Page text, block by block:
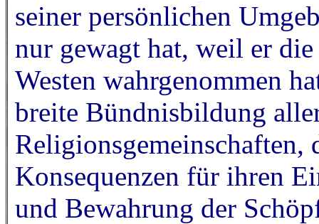
seiner persönlichen
nur gewagt hat, weil er
Westen wahrgenommen
breite Bündnisbildung
Religionsgemeinschaften,
Konsequenzen für ihren
und Bewahrung der